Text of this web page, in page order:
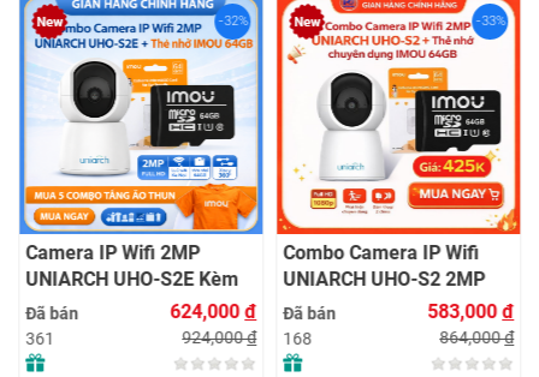
-32%
Camera IP Wifi 2MP
UNIARCH UHO-S2E Kèm
Thẻ Nhớ IMOU 64GB |
Xem Từ Xa | Dễ Lắp Đặt
Đã bán
361
624,000đ
924,000đ
-33%
Combo Camera IP Wifi
UNIARCH UHO-S2 2MP
Kèm Thẻ Nhớ IMOU 64GB
| Phù Hợp Nhà & Cửa Hàng
Đã bán
168
583,000đ
864,000đ